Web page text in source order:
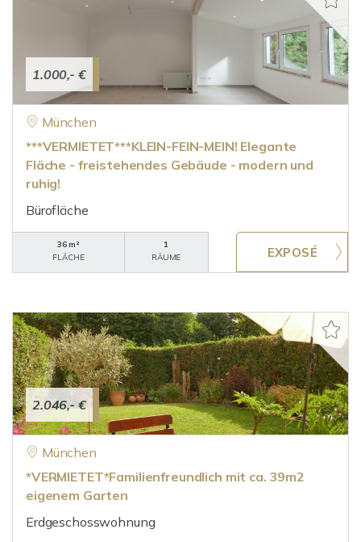
1.000,- €
München
***VERMIETET***KLEIN-FEIN-MEIN! Elegante
Fläche - freistehendes Gebäude - modern und
ruhig!
Bürofläche
36 m²
FLÄCHE
1
RÄUME
2.046,- €
München
*VERMIETET*Familienfreundlich mit ca. 39m2
eigenem Garten
Erdgeschosswohnung